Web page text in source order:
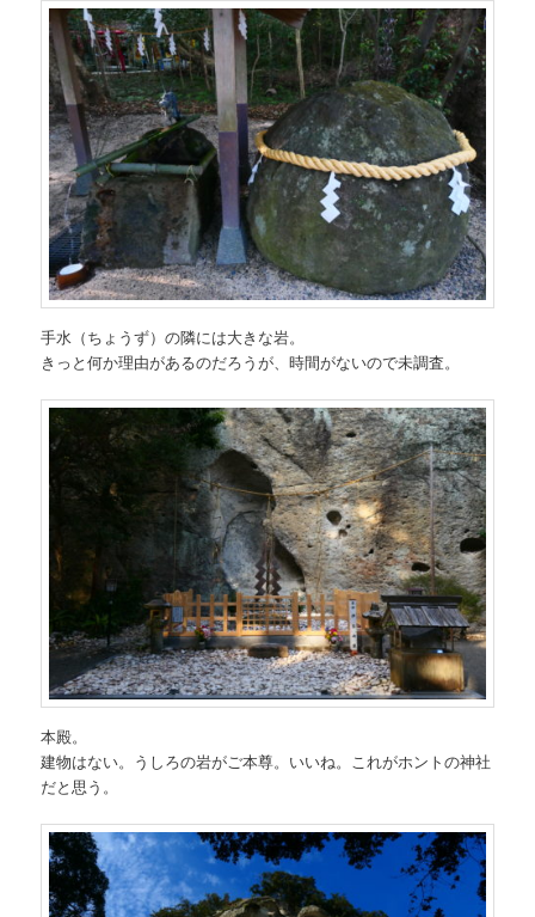
手水（ちょうず）の隣には大きな岩。
きっと何か理由があるのだろうが、時間がないので未調査。
本殿。
建物はない。うしろの岩がご本尊。いいね。これがホントの神社
だと思う。